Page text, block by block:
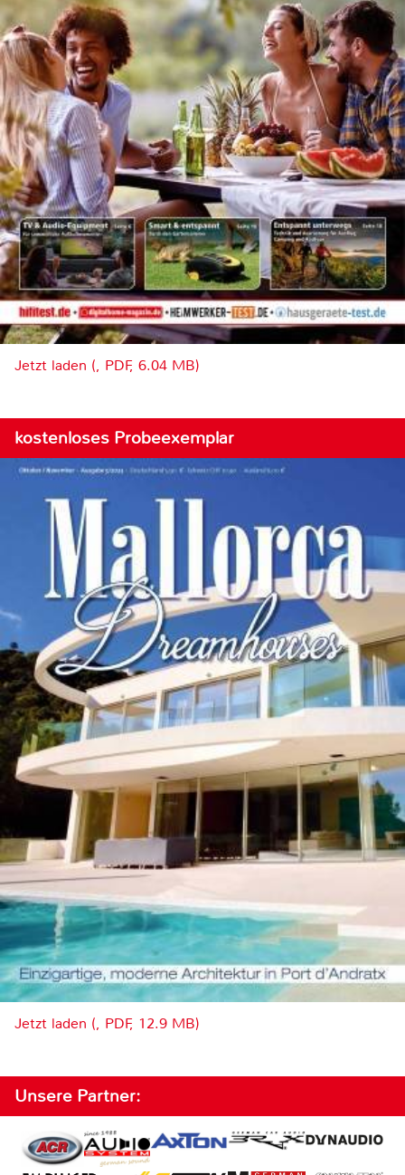
Jetzt laden (, PDF, 6.04 MB)
kostenloses Probeexemplar
Jetzt laden (, PDF, 12.9 MB)
Unsere Partner: